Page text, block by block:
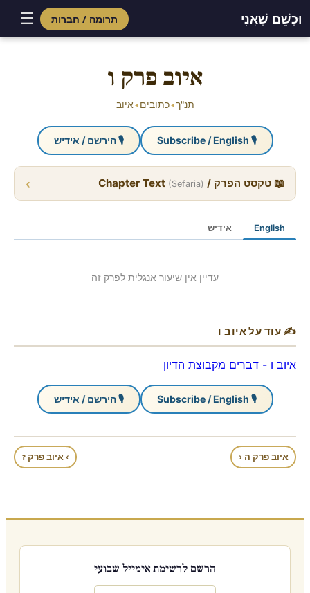
וּכְשֵׁם שֶׁאֲנִי תרומה / חברות ☰
איוב פרק ו
תנ"ך ◂ כתובים ◂ איוב
🎙 Subscribe / English 🎙 הירשם / אידיש
📖 טקסט הפרק / Chapter Text (Sefaria)
›
English אידיש
עדיין אין שיעור אנגלית לפרק זה
✍ עוד על איוב ו
איוב ו - דברים מקבוצת הדיון
🎙 Subscribe / English 🎙 הירשם / אידיש
איוב פרק ה ‹ › איוב פרק ז
הרשם לרשימת אימייל שבועי